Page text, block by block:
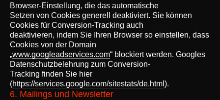
Browser-Einstellung, die das automatische
Setzen von Cookies generell deaktiviert. Sie können
Cookies für Conversion-Tracking auch
deaktivieren, indem Sie Ihren Browser so einstellen, dass
Cookies von der Domain
„www.googleadservices.com“ blockiert werden. Googles
Datenschutzbelehrung zum Conversion-
Tracking finden Sie hier
(https://services.google.com/sitestats/de.html ).
6. Mailings und Newsletter